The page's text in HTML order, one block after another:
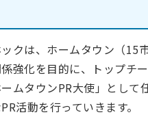
クは、ホームタウン（15
強化を目的に、トップチ
ムタウンPR大使」として
活動を行っていきます。